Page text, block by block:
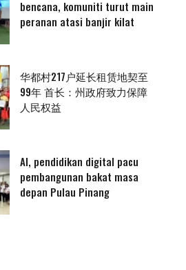
bencana, komuniti turut main
peranan atasi banjir kilat
华都村217户延长租赁地契至
99年 首长：州政府致力保障
人民权益
AI, pendidikan digital pacu
pembangunan bakat masa
depan Pulau Pinang